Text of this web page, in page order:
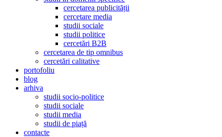
cercetarea publicității
cercetare media
studii sociale
studii politice
cercetări B2B
cercetarea de tip omnibus
cercetări calitative
portofoliu
blog
arhiva
studii socio-politice
studii sociale
studii media
studii de piață
contacte